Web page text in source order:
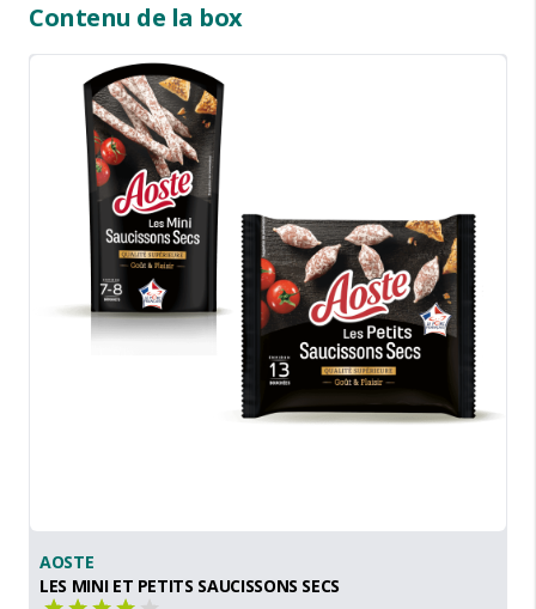
Contenu de la box
AOSTE
LES MINI ET PETITS SAUCISSONS SECS